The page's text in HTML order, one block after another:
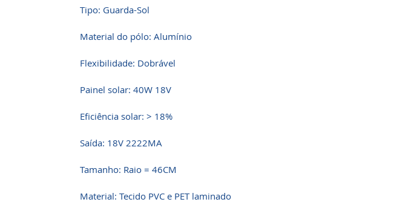
Tipo: Guarda-Sol
Material do pólo: Alumínio
Flexibilidade: Dobrável
Painel solar: 40W 18V
Eficiência solar: > 18%
Saída: 18V 2222MA
Tamanho: Raio = 46CM
Material: Tecido PVC e PET laminado